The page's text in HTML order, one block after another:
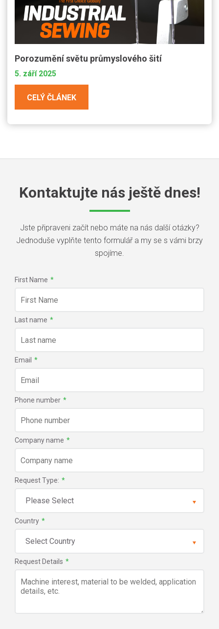
Porozumění světu průmyslového šití
5. září 2025
CELÝ ČLÁNEK
Kontaktujte nás ještě dnes!
Jste připraveni začít nebo máte na nás další otázky?
Jednoduše vyplňte tento formulář a my se s vámi brzy
spojíme.
First Name *
Last name *
Email *
Phone number *
Company name *
Request Type: *
Country *
Request Details *